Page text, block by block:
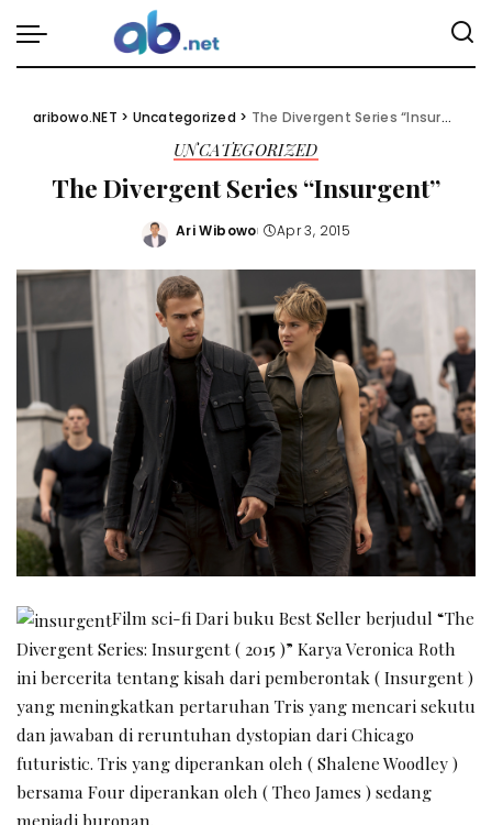
aribowo.NET > Uncategorized > The Divergent Series “Insurgent”
UNCATEGORIZED
The Divergent Series “Insurgent”
Posted
Ari Wibowo Apr 3, 2015
Film sci-fi Dari buku Best Seller berjudul “The
Divergent Series: Insurgent ( 2015 )” Karya Veronica Roth
ini bercerita tentang kisah dari pemberontak ( Insurgent )
yang meningkatkan pertaruhan Tris yang mencari sekutu
dan jawaban di reruntuhan dystopian dari Chicago
futuristic. Tris yang diperankan oleh ( Shalene Woodley )
bersama Four diperankan oleh ( Theo James ) sedang
menjadi buronan.